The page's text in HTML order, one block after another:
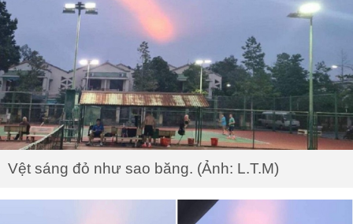
Vệt sáng đỏ như sao băng. (Ảnh: L.T.M)